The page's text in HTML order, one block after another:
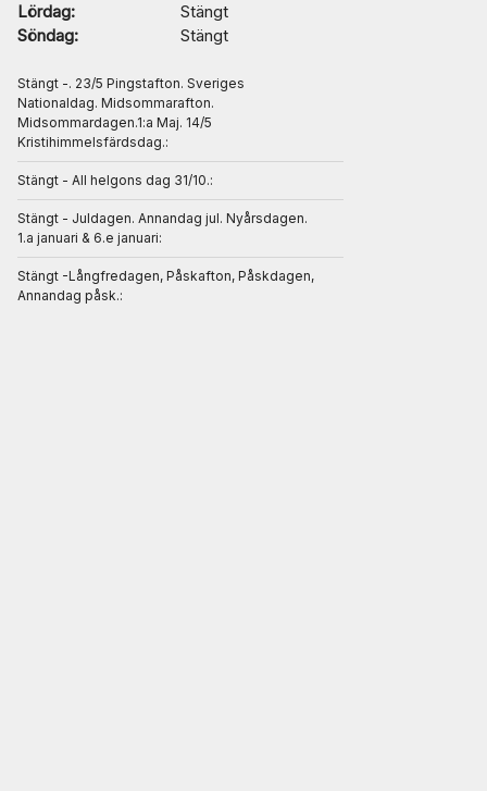
Lördag:
Stängt
Söndag:
Stängt
Stängt -. 23/5 Pingstafton. Sveriges
Nationaldag. Midsommarafton.
Midsommardagen.1:a Maj. 14/5
Kristihimmelsfärdsdag.:
Stängt - All helgons dag 31/10.:
Stängt - Juldagen. Annandag jul. Nyårsdagen.
1.a januari & 6.e januari:
Stängt -Långfredagen, Påskafton, Påskdagen,
Annandag påsk.: